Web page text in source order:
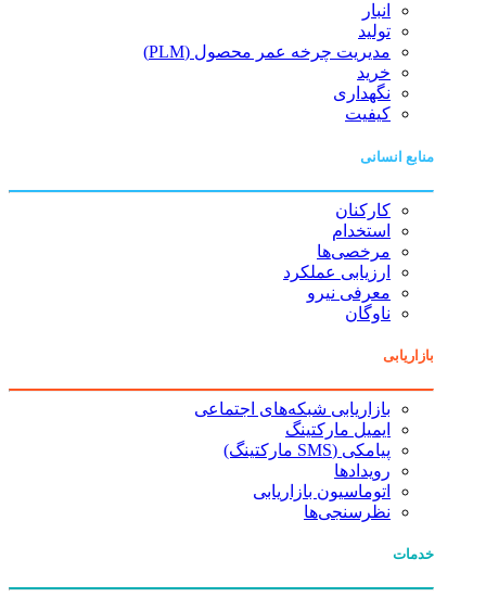
انبار
تولید
مدیریت چرخه عمر محصول (PLM)
خرید
نگهداری
کیفیت
منابع انسانی
کارکنان
استخدام
مرخصی‌ها
ارزیابی عملکرد
معرفی نیرو
ناوگان
بازاریابی
بازاریابی شبکه‌های اجتماعی
ایمیل مارکتینگ
پیامکی (SMS مارکتینگ)
رویدادها
اتوماسیون بازاریابی
نظرسنجی‌ها
خدمات